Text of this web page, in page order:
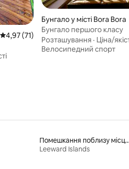
Середня оцінка: 4,97 з 5, відгуки: 71
4,97 (71)
5
Бунгало у місті Bora Bora
Бунгало першого класу
Розташування · Ціна/
Велосипедний спорт
Помешкання поблизу місць
Leeward Islands